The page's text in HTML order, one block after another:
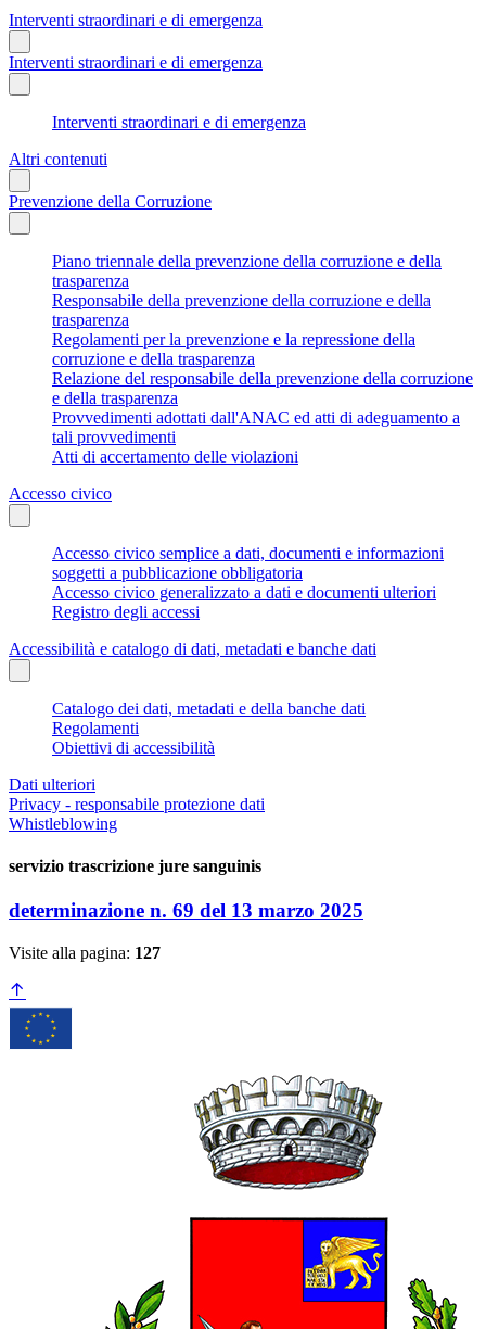
Interventi straordinari e di emergenza
Interventi straordinari e di emergenza
Interventi straordinari e di emergenza
Altri contenuti
Prevenzione della Corruzione
Piano triennale della prevenzione della corruzione e della
trasparenza
Responsabile della prevenzione della corruzione e della
trasparenza
Regolamenti per la prevenzione e la repressione della
corruzione e della trasparenza
Relazione del responsabile della prevenzione della corruzione
e della trasparenza
Provvedimenti adottati dall'ANAC ed atti di adeguamento a
tali provvedimenti
Atti di accertamento delle violazioni
Accesso civico
Accesso civico semplice a dati, documenti e informazioni
soggetti a pubblicazione obbligatoria
Accesso civico generalizzato a dati e documenti ulteriori
Registro degli accessi
Accessibilità e catalogo di dati, metadati e banche dati
Catalogo dei dati, metadati e della banche dati
Regolamenti
Obiettivi di accessibilità
Dati ulteriori
Privacy - responsabile protezione dati
Whistleblowing
servizio trascrizione jure sanguinis
determinazione n. 69 del 13 marzo 2025
Visite alla pagina: 127